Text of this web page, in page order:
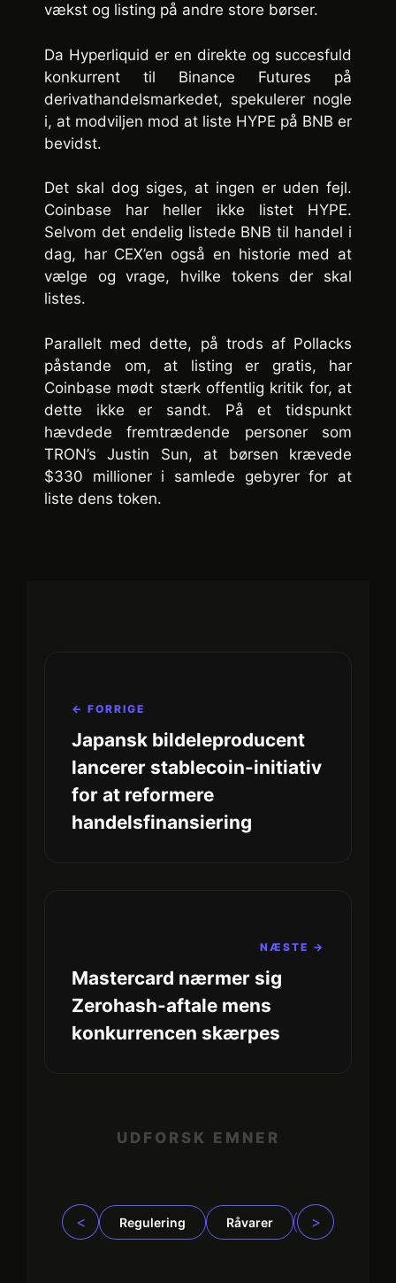
vækst og listing på andre store børser.
Da Hyperliquid er en direkte og succesfuld
konkurrent til Binance Futures på
derivathandelsmarkedet, spekulerer nogle
i, at modviljen mod at liste HYPE på BNB er
bevidst.
Det skal dog siges, at ingen er uden fejl.
Coinbase har heller ikke listet HYPE.
Selvom det endelig listede BNB til handel i
dag, har CEX’en også en historie med at
vælge og vrage, hvilke tokens der skal
listes.
Parallelt med dette, på trods af Pollacks
påstande om, at listing er gratis, har
Coinbase mødt stærk offentlig kritik for, at
dette ikke er sandt. På et tidspunkt
hævdede fremtrædende personer som
TRON’s Justin Sun, at børsen krævede
$330 millioner i samlede gebyrer for at
liste dens token.
← FORRIGE
Japansk bildeleproducent
lancerer stablecoin-initiativ
for at reformere
handelsfinansiering
NÆSTE →
Mastercard nærmer sig
Zerohash-aftale mens
konkurrencen skærpes
UDFORSK EMNER
< Regulering Råvarer >